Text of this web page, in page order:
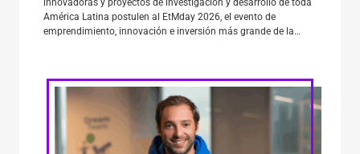
innovadoras y proyectos de investigación y desarrollo de toda
América Latina postulen al EtMday 2026, el evento de
emprendimiento, innovación e inversión más grande de la